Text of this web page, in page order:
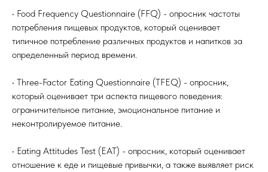
• Food Frequency Questionnaire (FFQ) - опросник частоты
потребления пищевых продуктов, который оценивает
типичное потребление различных продуктов и напитков за
определенный период времени.
• Three-Factor Eating Questionnaire (TFEQ) - опросник,
который оценивает три аспекта пищевого поведения:
ограничительное питание, эмоциональное питание и
неконтролируемое питание.
• Eating Attitudes Test (EAT) - опросник, который оценивает
отношение к еде и пищевые привычки, а также выявляет риск